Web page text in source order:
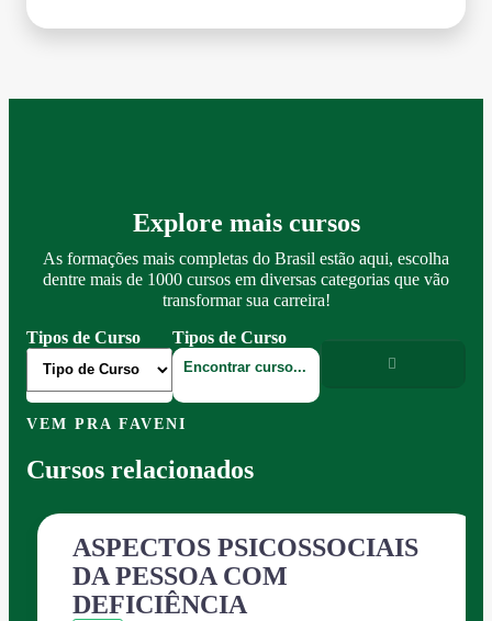
Explore mais cursos
As formações mais completas do Brasil estão aqui, escolha
dentre mais de 1000 cursos em diversas categorias que vão
transformar sua carreira!
Tipos de Curso
Tipos de Curso
VEM PRA FAVENI
Cursos relacionados
ASPECTOS PSICOSSOCIAIS
DA PESSOA COM
DEFICIÊNCIA